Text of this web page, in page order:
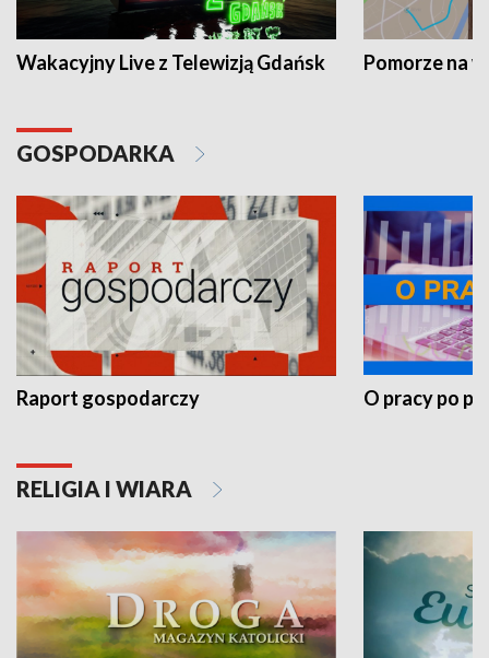
Wakacyjny Live z Telewizją Gdańsk Pomorze na
GOSPODARKA
Raport gospodarczy O pracy po
RELIGIA I WIARA